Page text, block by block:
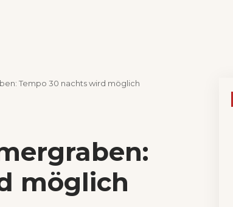
Tempo 30 nachts wird möglich
möglich